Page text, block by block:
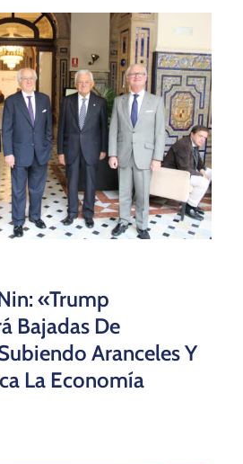
«Trump
Bajadas De
Aranceles Y
La Economía